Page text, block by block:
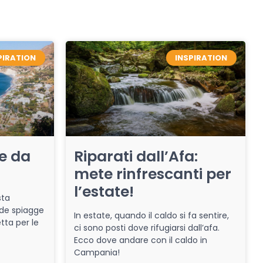
da
spiagge
per le
INSPIRATION
Riparati dall’Afa:
mete rinfrescanti per
l’estate!
In estate, quando il caldo si fa sentire,
ci sono posti dove rifugiarsi dall’afa.
Ecco dove andare con il caldo in
Campania!